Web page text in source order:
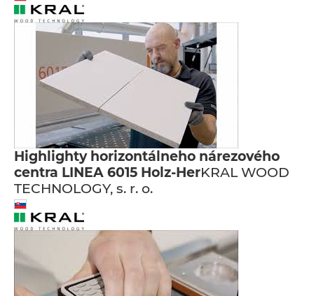
Highlighty horizontálneho nárezového
centra LINEA 6015 Holz-HerKRAL WOOD
TECHNOLOGY, s. r. o.